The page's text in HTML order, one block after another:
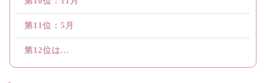
第11位：5月
第12位は...